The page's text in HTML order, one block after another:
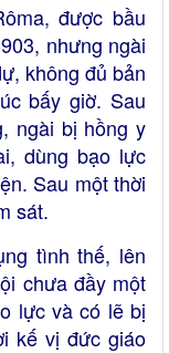
được bầu
nhưng ngài
không đủ bản
bấy giờ. Sau
ngài bị hồng y
dùng bạo lực
Sau một thời
sát.
tình thế, lên
chưa đầy một
lực và có lẽ bị
kế vị đức giáo